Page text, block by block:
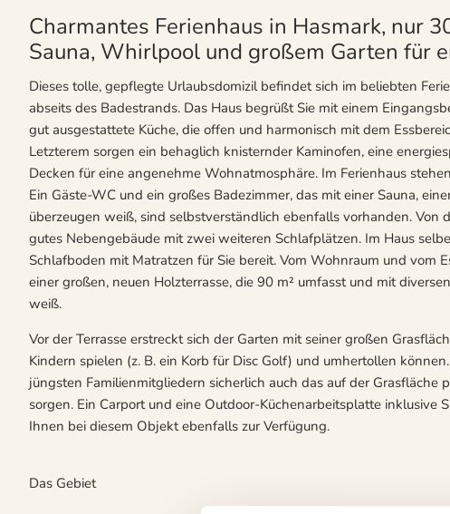
Charmantes Ferienhaus in Hasmark, nur
Sauna, Whirlpool und großem Garten für
Dieses tolle, gepflegte Urlaubsdomizil befindet sich im beliebten
abseits des Badestrands. Das Haus begrüßt Sie mit einem
gut ausgestattete Küche, die offen und harmonisch mit dem
Letzterem sorgen ein behaglich knisternder Kaminofen, eine
Decken für eine angenehme Wohnatmosphäre. Im Ferienhaus
Ein Gäste-WC und ein großes Badezimmer, das mit einer Sauna,
überzeugen weiß, sind selbstverständlich ebenfalls vorhanden. Von
gutes Nebengebäude mit zwei weiteren Schlafplätzen. Im Haus
Schlafboden mit Matratzen für Sie bereit. Vom Wohnraum und vom
einer großen, neuen Holzterrasse, die 90 m² umfasst und mit
weiß.
Vor der Terrasse erstreckt sich der Garten mit seiner großen
Kindern spielen (z. B. ein Korb für Disc Golf) und umhertollen
jüngsten Familienmitgliedern sicherlich auch das auf der Grasfläche
sorgen. Ein Carport und eine Outdoor-Küchenarbeitsplatte inklusive
Ihnen bei diesem Objekt ebenfalls zur Verfügung.
Das Gebiet